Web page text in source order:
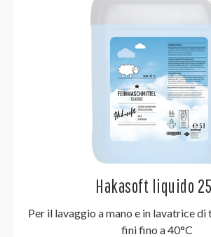
Hakasoft liquido
Per il lavaggio a mano e in lavatrice
fini fino a 40°C